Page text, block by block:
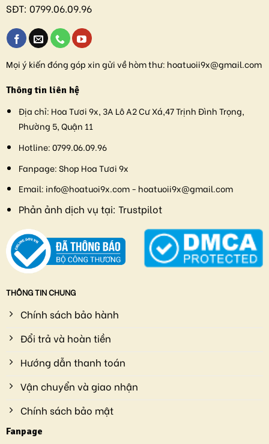
SĐT: 0799.06.09.96
Mọi ý kiến đóng góp xin gửi về hòm thư: hoatuoii9x@gmail.com
Thông tin liên hệ
Địa chỉ: Hoa Tươi 9x, 3A Lô A2 Cư Xá,47 Trịnh Đình Trọng,
Phường 5, Quận 11
Hotline:0799.06.09.96
Fanpage:Shop Hoa Tươi 9x
Email: info@hoatuoi9x.com - hoatuoii9x@gmail.com
Phản ảnh dịch vụ tại: Trustpilot
THÔNG TIN CHUNG
Chính sách bảo hành
Đổi trả và hoàn tiền
Hướng dẫn thanh toán
Vận chuyển và giao nhận
Chính sách bảo mật
Fanpage